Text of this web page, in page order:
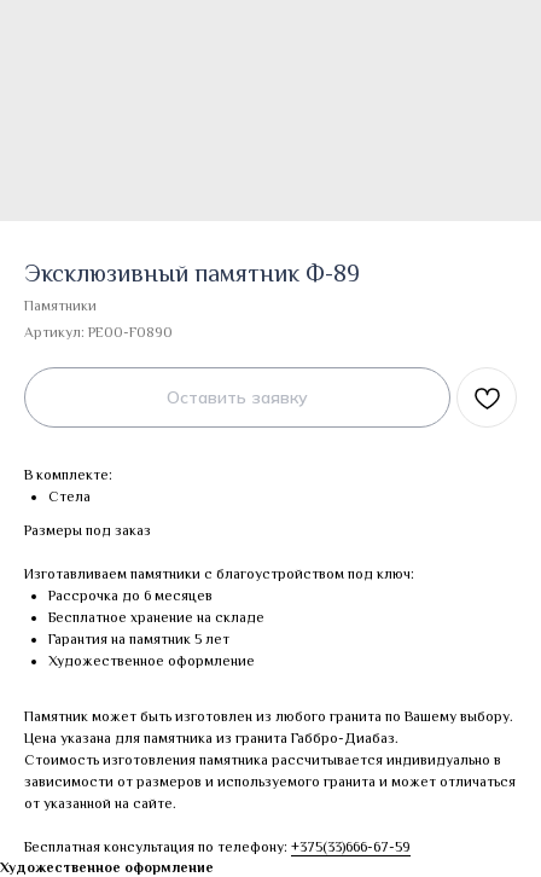
Эксклюзивный памятник Ф-89
Памятники
Артикул: PE00-F0890
Оставить заявку
В комплекте:
Стела
Размеры под заказ
Изготавливаем памятники с благоустройством под ключ:
Рассрочка до 6 месяцев
Бесплатное хранение на складе
Гарантия на памятник 5 лет
Художественное оформление
Памятник может быть изготовлен из любого гранита по Вашему выбору.
Цена указана для памятника из гранита Габбро-Диабаз.
Стоимость изготовления памятника рассчитывается индивидуально в
зависимости от размеров и используемого гранита и может отличаться
от указанной на сайте.
Бесплатная консультация по телефону: +375(33)666-67-59
Художественное оформление